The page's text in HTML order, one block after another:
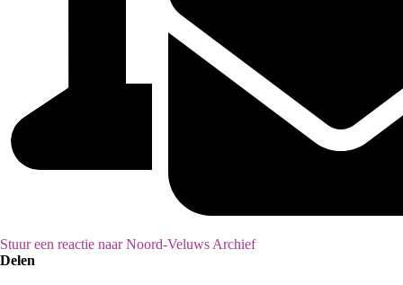
Stuur een reactie naar Noord-Veluws Archief
Delen